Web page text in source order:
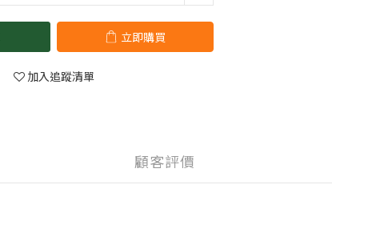
立即購買
加入追蹤清單
顧客評價